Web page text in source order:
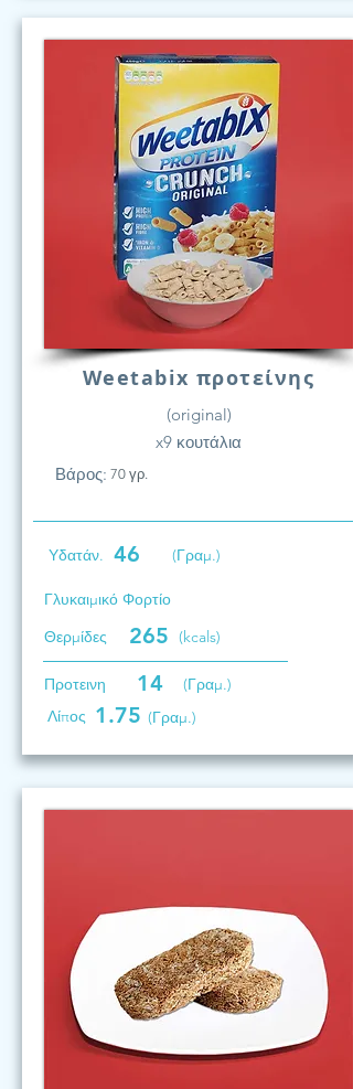
Weetabix προτείνης
(original)
x9 κουτάλια
Βάρος: 70 γρ.
Υδατάν. 46 (Γραμ.)
Γλυκαιμικό Φορτίο
Θερμίδες
265 (kcals)
Προτεινη 14
(Γραμ.)
Λίπος 1.75 (Γραμ.)